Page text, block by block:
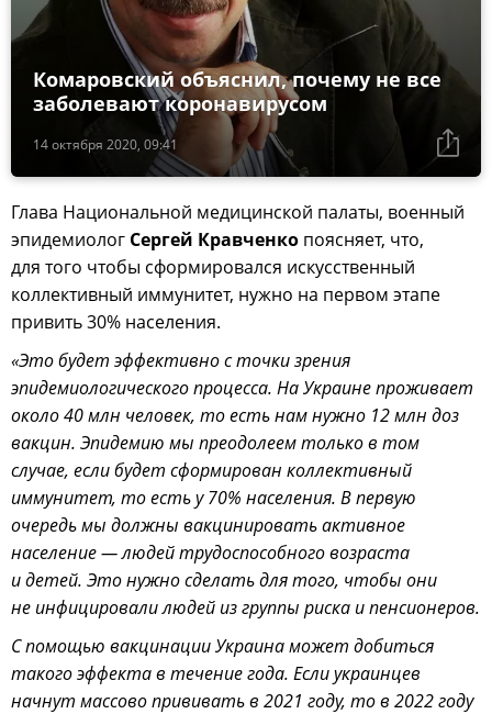
14 октября 2020, 09:41
Комаровский объяснил, почему не все
заболевают коронавирусом
Глава Национальной медицинской палаты, военный
эпидемиолог Сергей Кравченко поясняет, что,
для того чтобы сформировался искусственный
коллективный иммунитет, нужно на первом этапе
привить 30% населения.
«Это будет эффективно с точки зрения
эпидемиологического процесса. На Украине проживает
около 40 млн человек, то есть нам нужно 12 млн доз
вакцин. Эпидемию мы преодолеем только в том
случае, если будет сформирован коллективный
иммунитет, то есть у 70% населения. В первую
очередь мы должны вакцинировать активное
население — людей трудоспособного возраста
и детей. Это нужно сделать для того, чтобы они
не инфицировали людей из группы риска и пенсионеров.
С помощью вакцинации Украина может добиться
такого эффекта в течение года. Если украинцев
начнут массово прививать в 2021 году, то в 2022 году